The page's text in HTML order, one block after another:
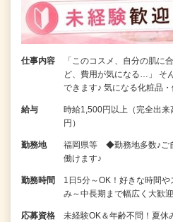
仕事内容
「このコスメ、自分の肌に
ど、費用が気になる…」 そ
できます♪ 気になる化粧品
給与
時給1,500円以上（完全出
円）
勤務地
福岡県等 ◆勤務地多数♪ご
働けます♪
勤務時間
1日5分～OK！好きな時間
み～中長期まで幅広く大歓
応募資格
未経験OK＆年齢不問！夏